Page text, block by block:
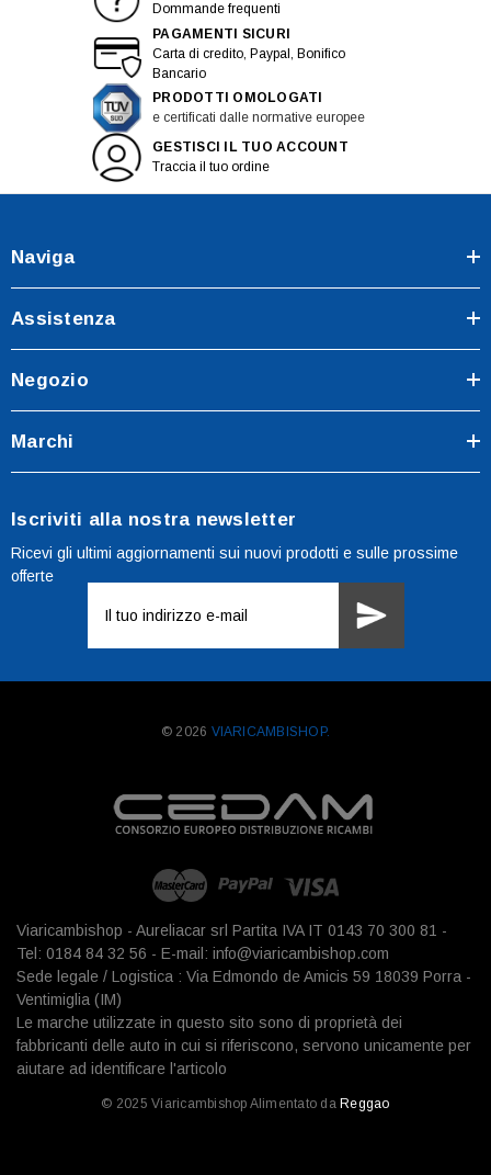
Dommande frequenti
PAGAMENTI SICURI
Carta di credito, Paypal, Bonifico
Bancario
PRODOTTI OMOLOGATI
e certificati dalle normative europee
GESTISCI IL TUO ACCOUNT
Traccia il tuo ordine
Naviga
Assistenza
Negozio
Marchi
Iscriviti alla nostra newsletter
Ricevi gli ultimi aggiornamenti sui nuovi prodotti e sulle prossime
offerte
mail
© 2026 VIARICAMBISHOP.
Viaricambishop - Aureliacar srl Partita IVA IT 0143 70 300 81 -
Tel: 0184 84 32 56 - E-mail: info@viaricambishop.com
Sede legale / Logistica : Via Edmondo de Amicis 59 18039 Porra -
Ventimiglia (IM)
Le marche utilizzate in questo sito sono di proprietà dei
fabbricanti delle auto in cui si riferiscono, servono unicamente per
aiutare ad identificare l'articolo
© 2025 Viaricambishop Alimentato da Reggao